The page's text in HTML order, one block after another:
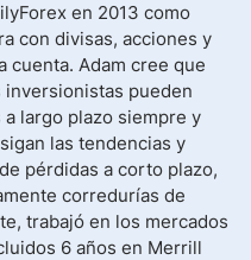
en 2013 como
con divisas, acciones y
cuenta. Adam cree que
pueden
largo plazo siempre y
las tendencias y
pérdidas a corto plazo,
corredurías de
trabajó en los mercados
6 años en Merrill